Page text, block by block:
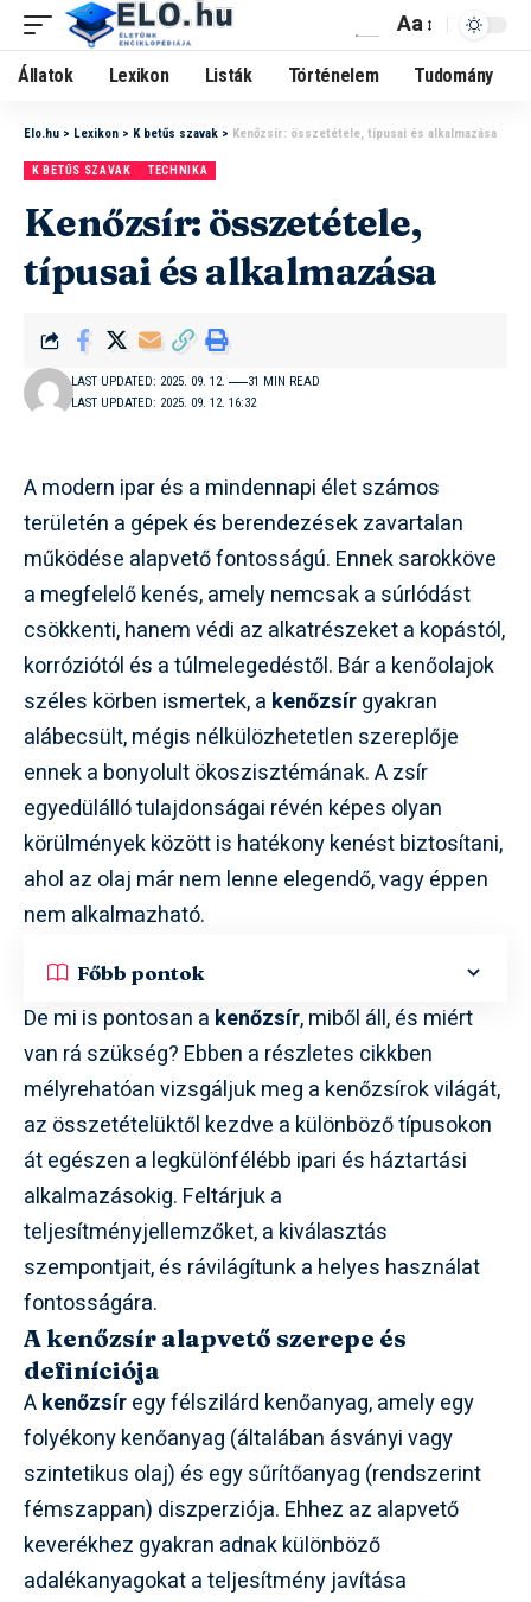
Aa
Állatok Lexikon Listák Történelem Tudomány
Elo.hu > Lexikon > K betűs szavak > Kenőzsír: összetétele, típusai és alkalmazása
K BETŰS SZAVAK TECHNIKA
Kenőzsír: összetétele,
típusai és alkalmazása
LAST UPDATED: 2025. 09. 12. 16:32
LAST UPDATED: 2025. 09. 12. 31 MIN READ
A modern ipar és a mindennapi élet számos
területén a gépek és berendezések zavartalan
működése alapvető fontosságú. Ennek sarokköve
a megfelelő kenés, amely nemcsak a súrlódást
csökkenti, hanem védi az alkatrészeket a kopástól,
korróziótól és a túlmelegedéstől. Bár a kenőolajok
széles körben ismertek, a kenőzsírgyakran
alábecsült, mégis nélkülözhetetlen szereplője
ennek a bonyolult ökoszisztémának. A zsír
egyedülálló tulajdonságai révén képes olyan
körülmények között is hatékony kenést biztosítani,
ahol az olaj már nem lenne elegendő, vagy éppen
nem alkalmazható.
Főbb pontok
De mi is pontosan a kenőzsír, miből áll, és miért
van rá szükség? Ebben a részletes cikkben
mélyrehatóan vizsgáljuk meg a kenőzsírok világát,
az összetételüktől kezdve a különböző típusokon
át egészen a legkülönfélébb ipari és háztartási
alkalmazásokig. Feltárjuk a
teljesítményjellemzőket, a kiválasztás
szempontjait, és rávilágítunk a helyes használat
fontosságára.
A kenőzsír alapvető szerepe és
definíciója
Akenőzsíregy félszilárd kenőanyag, amely egy
folyékony kenőanyag (általában ásványi vagy
szintetikus olaj) és egy sűrítőanyag (rendszerint
fémszappan) diszperziója. Ehhez az alapvető
keverékhez gyakran adnak különböző
adalékanyagokat a teljesítmény javítása